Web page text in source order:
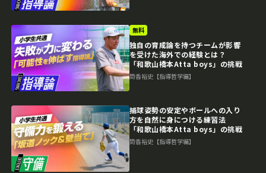
無料
独自の育成論を持つチームが影響
を受けた海外での経験とは？
「和歌山橋本Atta boys」の挑戦
筒香裕史【指導哲学編】
捕球姿勢の安定やボールへの入り
方を自然に身につける練習法
「和歌山橋本Atta boys」の挑戦
筒香裕史【指導哲学編】